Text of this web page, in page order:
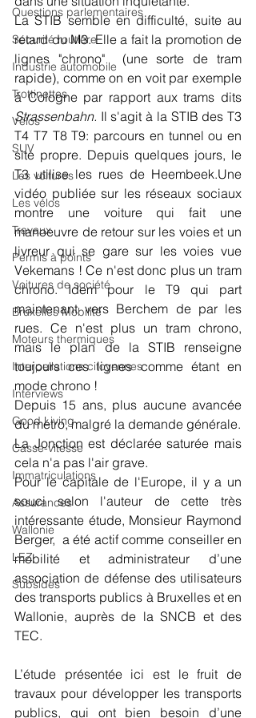
Questions parlementaires
Sécurité routière
Industrie automobile
Trottinettes
Vélos
SUV
Les voitures
Les vélos
Travaux
Permis à points
Voitures de société
Bruxelles Mobilité
Moteurs thermiques
Interpellations citoyennes
Interviews
Good Living
Casse-vitesse
Immatriculations
Assurances
Wallonie
LEZ
Subsides
La STIB semble en difficulté, suite au
retard du M3. Elle a fait la promotion de
lignes "chrono"  (une sorte de tram
rapide), comme on en voit par exemple
Strassenbahn. Il s'agit à la STIB des T3
T4 T7 T8 T9: parcours en tunnel ou en
site propre. Depuis quelques jours, le
T3 utilise les rues de Heembeek.Une
vidéo publiée sur les réseaux sociaux
montre une voiture qui fait une
manoeuvre de retour sur les voies et un
livreur qui se gare sur les voies vue
Vekemans ! Ce n'est donc plus un tram
chrono. Idem pour le T9 qui part
maintenant vers Berchem de par les
rues. Ce n'est plus un tram chrono,
mais le plan de la STIB renseigne
toujours ces lignes comme étant en
mode chrono !
Depuis 15 ans, plus aucune avancée
du métro, malgré la demande générale.
La Jonction est déclarée saturée mais
cela n'a pas l'air grave.
Pour le capitale de l'Europe, il y a un
souci selon l'auteur de cette très
intéressante étude, Monsieur Raymond
Berger,  a été actif comme conseiller en
mobilité et administrateur d’une
association de défense des utilisateurs
des transports publics à Bruxelles et en
Wallonie, auprès de la SNCB et des
TEC.
L’étude présentée ici est le fruit de
travaux pour développer les transports
publics, qui ont bien besoin d’une